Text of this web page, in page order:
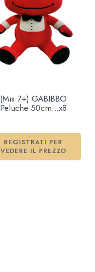
(Mis 7+) GABIBBO
Peluche 50cm…x8
REGISTRATI PER
VEDERE IL PREZZO